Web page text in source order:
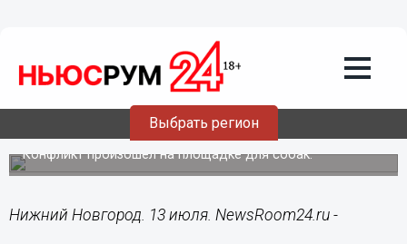
Выбрать регион
Напавший на девушку-кинолога
нижегородец ранее привлекался за
Конфликт произошел на площадке для собак.
Нижний Новгород. 13 июля. NewsRoom24.ru -